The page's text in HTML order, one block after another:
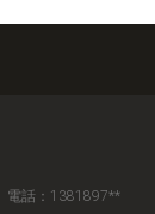
電話：1381897**